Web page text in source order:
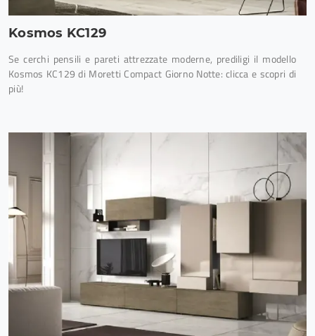
Kosmos KC129
Se cerchi pensili e pareti attrezzate moderne, prediligi il modello
Kosmos KC129 di Moretti Compact Giorno Notte: clicca e scopri di
più!